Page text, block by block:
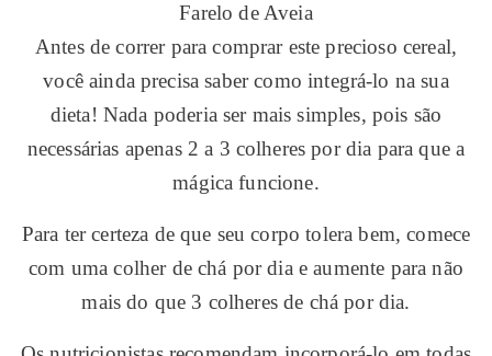
Farelo de Aveia
Antes de correr para comprar este precioso cereal,
você ainda precisa saber como integrá-lo na sua
dieta! Nada poderia ser mais simples, pois são
necessárias apenas 2 a 3 colheres por dia para que a
mágica funcione.
Para ter certeza de que seu corpo tolera bem, comece
com uma colher de chá por dia e aumente para não
mais do que 3 colheres de chá por dia.